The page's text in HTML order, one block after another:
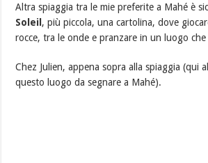
Altra spiaggia tra le mie preferite a Mahé è
Soleil , più piccola, una cartolina, dove
rocce, tra le onde e pranzare in un luogo
Chez Julien, appena sopra alla spiaggia (qui
questo luogo da segnare a Mahé).